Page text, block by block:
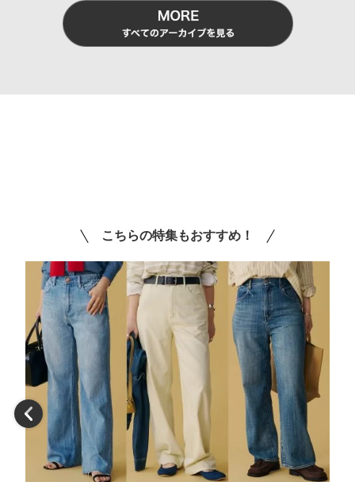
こちらの特集もおすすめ！